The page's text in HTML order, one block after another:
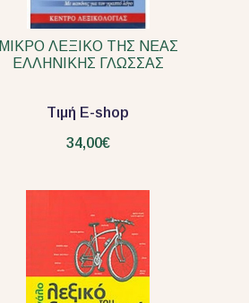
ΜΙΚΡΟ ΛΕΞΙΚΟ ΤΗΣ ΝΕΑΣ
ΕΛΛΗΝΙΚΗΣ ΓΛΩΣΣΑΣ
Τιμή E-shop
34,00€